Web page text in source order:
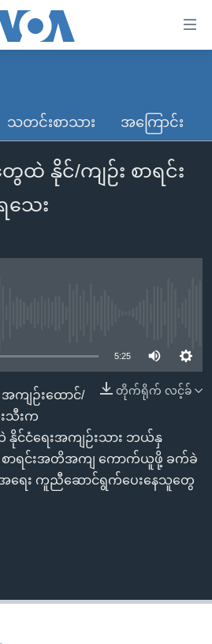
န်
သတင်းစာသား အကြောင်း
နိုင်/ကျဉ်း စာရင်း
ေး
5:25
တိုက်ရိုက် လင့်ခ်
အကျဉ်းထောင်/
သီးက
င်ငံရေးအကျဉ်းသား ဘယ်နှ
ာရင်းအတိအကျ ကောက်ယူဖို့ ခက်ခဲ
ရေး ကူညီဆောင်ရွက်ပေးနေသူတွေ